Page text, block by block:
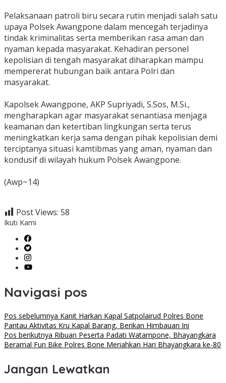
‎Pelaksanaan patroli biru secara rutin menjadi salah satu
upaya Polsek Awangpone dalam mencegah terjadinya
tindak kriminalitas serta memberikan rasa aman dan
nyaman kepada masyarakat. Kehadiran personel
kepolisian di tengah masyarakat diharapkan mampu
mempererat hubungan baik antara Polri dan
masyarakat.
‎Kapolsek Awangpone, AKP Supriyadi, S.Sos, M.Si.,
mengharapkan agar masyarakat senantiasa menjaga
keamanan dan ketertiban lingkungan serta terus
meningkatkan kerja sama dengan pihak kepolisian demi
terciptanya situasi kamtibmas yang aman, nyaman dan
kondusif di wilayah hukum Polsek Awangpone.
‎(Awp~14)
Post Views: 58
Ikuti Kami
Navigasi pos
Pos sebelumnya Kanit Harkan Kapal Satpolairud Polres Bone
Pantau Aktivitas Kru Kapal Barang, Berikan Himbauan Ini
Pos berikutnya Ribuan Peserta Padati Watampone, Bhayangkara
Beramal Fun Bike Polres Bone Meriahkan Hari Bhayangkara ke-80
Jangan Lewatkan